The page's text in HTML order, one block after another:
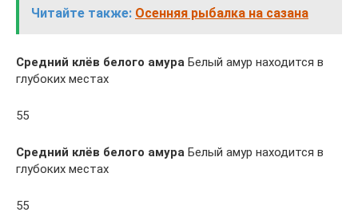
Читайте также: Осенняя рыбалка на сазана
Средний клёв белого амура Белый амур находится в
глубоких местах
55
Средний клёв белого амура Белый амур находится в
глубоких местах
55